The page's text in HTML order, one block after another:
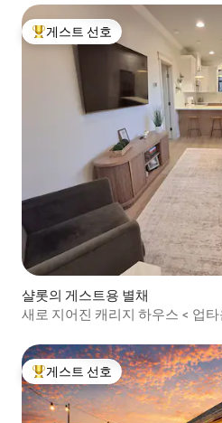
상위 게스트 선호
게스트 선호
샬롯의 게스트용 별채
새로 지어진 캐리지 하우스 < 업
상위 게스트 선호
게스트 선호